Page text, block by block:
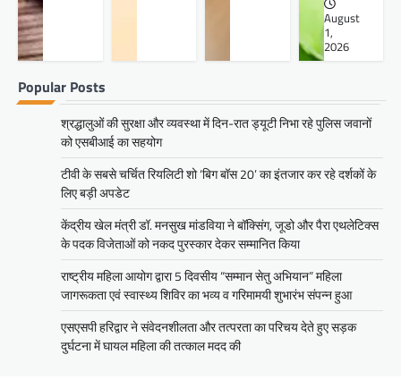
August
1,
2026
Popular Posts
श्रद्धालुओं की सुरक्षा और व्यवस्था में दिन-रात ड्यूटी निभा रहे पुलिस जवानों
को एसबीआई का सहयोग
टीवी के सबसे चर्चित रियलिटी शो ‘बिग बॉस 20’ का इंतजार कर रहे दर्शकों के
लिए बड़ी अपडेट
केंद्रीय खेल मंत्री डॉ. मनसुख मांडविया ने बॉक्सिंग, जूडो और पैरा एथलेटिक्स
के पदक विजेताओं को नकद पुरस्कार देकर सम्मानित किया
राष्ट्रीय महिला आयोग द्वारा 5 दिवसीय “सम्मान सेतु अभियान” महिला
जागरूकता एवं स्वास्थ्य शिविर का भव्य व गरिमामयी शुभारंभ संपन्न हुआ
एसएसपी हरिद्वार ने संवेदनशीलता और तत्परता का परिचय देते हुए सड़क
दुर्घटना में घायल महिला की तत्काल मदद की